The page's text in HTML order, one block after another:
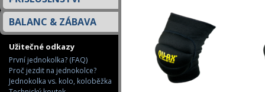
BALANC & ZÁBAVA
Užitečné odkazy
První jednokolka? (FAQ)
Proč jezdit na jednokolce?
Jednokolka vs. kolo, koloběžka